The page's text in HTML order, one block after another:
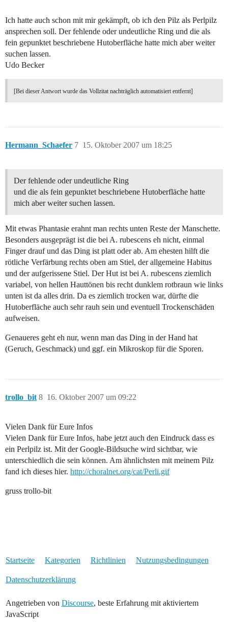
Ich hatte auch schon mit mir gekämpft, ob ich den Pilz als Perlpilz
ansprechen soll. Der fehlende oder undeutliche Ring und die als
fein gepunktet beschriebene Hutoberfläche hatte mich aber weiter
suchen lassen.
Udo Becker
[Bei dieser Antwort wurde das Vollzitat nachträglich automatisiert entfernt]
Hermann_Schaefer 15. Oktober 2007 um 18:25
7
Der fehlende oder undeutliche Ring
und die als fein gepunktet beschriebene Hutoberfläche hatte
mich aber weiter suchen lassen.
Mit etwas Phantasie erahnt man rechts unten Reste der Manschette.
Besonders ausgeprägt ist die bei A. rubescens eh nicht, einmal
Finger drauf und das Ding ist platt oder ab. Am ehesten hilft die
rötliche Verfärbung rechts oben am Stiel, der allgemeine Habitus
und der aufgerissene Stiel. Der Hut ist bei A. rubescens ziemlich
variabel, von hellen Hauttönen bis recht dunklem rotbraun wie links
unten ist da alles drin. Da es ziemlich trocken war, dürfte die
Hutoberfläche auch sehr rauh sein und eventuell Trockenschäden
aufweisen.
Genaueres geht eh nur, wenn man das Ding in der Hand hat
(Geruch, Geschmack) und ggf. ein Mikroskop für die Sporen.
trollo_bit 16. Oktober 2007 um 09:22
8
Vielen Dank für Eure Infos
Vielen Dank für Eure Infos, habe jetzt auch den Eindruck dass es
ein Perlpilz ist. Mit der Google-Bildsuche wird sichtbar, wie
unterschiedlich die sein können. Am ähnlichsten mit meinem Pilz
fand ich dieses hier. http://choralnet.org/cat/Perli.gif
gruss trollo-bit
Startseite Kategorien Richtlinien Nutzungsbedingungen
Datenschutzerklärung
Angetrieben von Discourse, beste Erfahrung mit aktiviertem
JavaScript